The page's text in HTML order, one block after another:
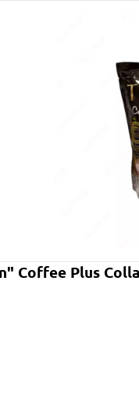
Coffee Plus